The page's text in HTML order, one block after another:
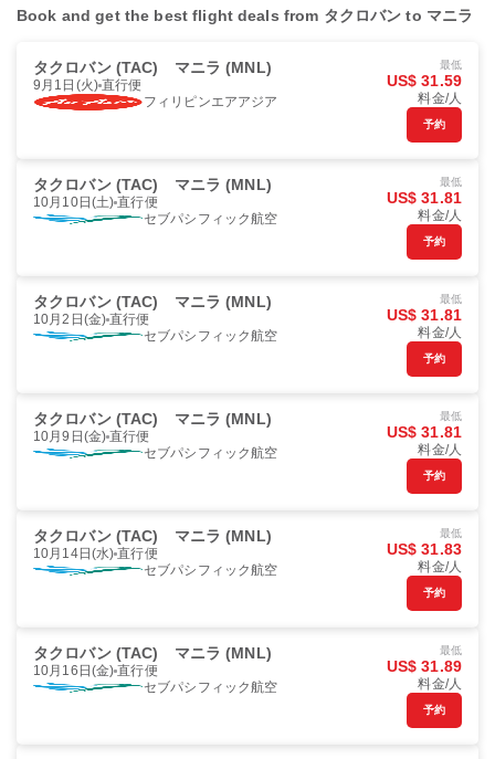
Book and get the best flight deals from タクロバン to マニラ
タクロバン (TAC) マニラ (MNL)
9月1日(火) 直行便
フィリピンエアアジア
最低
US$ 31.59
料金/人
予約
タクロバン (TAC) マニラ (MNL)
10月10日(土) 直行便
セブパシフィック航空
最低
US$ 31.81
料金/人
予約
タクロバン (TAC) マニラ (MNL)
10月2日(金) 直行便
セブパシフィック航空
最低
US$ 31.81
料金/人
予約
タクロバン (TAC) マニラ (MNL)
10月9日(金) 直行便
セブパシフィック航空
最低
US$ 31.81
料金/人
予約
タクロバン (TAC) マニラ (MNL)
10月14日(水) 直行便
セブパシフィック航空
最低
US$ 31.83
料金/人
予約
タクロバン (TAC) マニラ (MNL)
10月16日(金) 直行便
セブパシフィック航空
最低
US$ 31.89
料金/人
予約